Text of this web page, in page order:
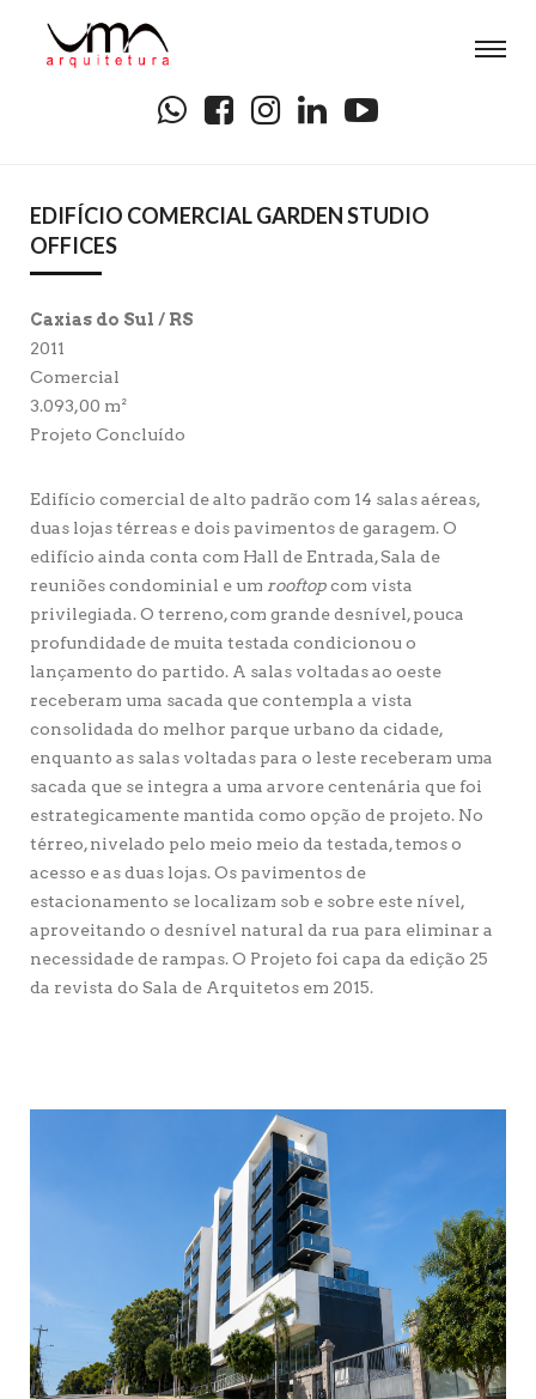
EDIFÍCIO COMERCIAL GARDEN STUDIO
OFFICES
Caxias do Sul / RS
2011
Comercial
3.093,00 m²
Projeto Concluído
Edifício comercial de alto padrão com 14 salas aéreas,
duas lojas térreas e dois pavimentos de garagem. O
edifício ainda conta com Hall de Entrada, Sala de
reuniões condominial e um rooftopcom vista
privilegiada. O terreno, com grande desnível, pouca
profundidade de muita testada condicionou o
lançamento do partido. A salas voltadas ao oeste
receberam uma sacada que contempla a vista
consolidada do melhor parque urbano da cidade,
enquanto as salas voltadas para o leste receberam uma
sacada que se integra a uma arvore centenária que foi
estrategicamente mantida como opção de projeto. No
térreo, nivelado pelo meio meio da testada, temos o
acesso e as duas lojas. Os pavimentos de
estacionamento se localizam sob e sobre este nível,
aproveitando o desnível natural da rua para eliminar a
necessidade de rampas. O Projeto foi capa da edição 25
da revista do Sala de Arquitetos em 2015.